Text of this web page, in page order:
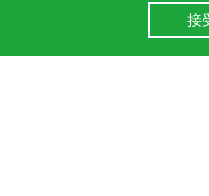
排承诺，共同行动以有效接